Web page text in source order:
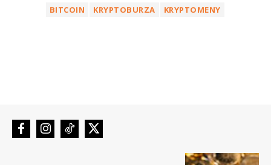
BITCOIN KRYPTOBURZA KRYPTOMENY